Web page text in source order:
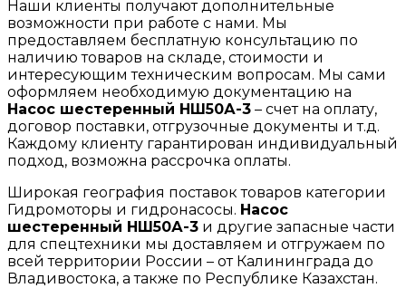
Наши клиенты получают дополнительные
возможности при работе с нами. Мы
предоставляем бесплатную консультацию по
наличию товаров на складе, стоимости и
интересующим техническим вопросам. Мы сами
оформляем необходимую документацию на
Насос шестеренный НШ50А-3 – счет на оплату,
договор поставки, отгрузочные документы и т.д.
Каждому клиенту гарантирован индивидуальный
подход, возможна рассрочка оплаты.
Широкая география поставок товаров категории
Гидромоторы и гидронасосы. Насос
шестеренный НШ50А-3 и другие запасные части
для спецтехники мы доставляем и отгружаем по
всей территории России – от Калининграда до
Владивостока, а также по Республике Казахстан.